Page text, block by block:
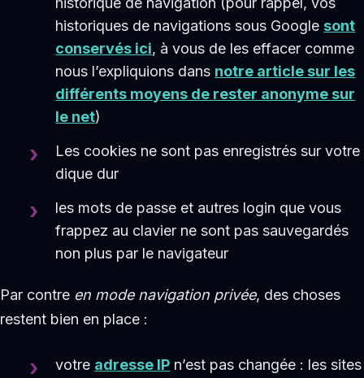
historiques de navigations sous Google sont
conservés ici, à vous de les effacer comme
nous l’expliquions dans notre article sur les
différents moyens de rester anonyme sur
le net)
Les cookies ne sont pas enregistrés sur votre
dique dur
les mots de passe et autres login que vous
frappez au clavier ne sont pas sauvegardés
non plus par le navigateur
Par contre en mode navigation privée, des choses
restent bien en place :
votre adresse IP n’est pas changée : les sites